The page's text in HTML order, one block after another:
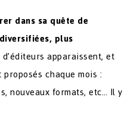
dans sa quête de
plus
apparaissent, et
chaque mois :
nouveaux formats, etc… Il y